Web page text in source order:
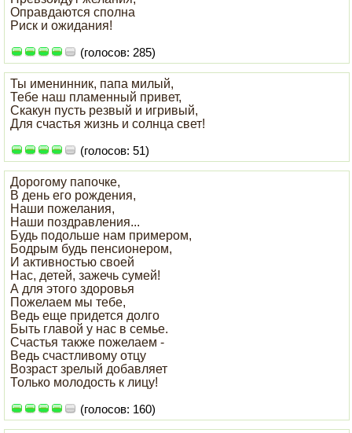
Оправдаются сполна
Риск и ожидания!
(голосов: 285)
Ты именинник, папа милый,
Тебе наш пламенный привет,
Скакун пусть резвый и игривый,
Для счастья жизнь и солнца свет!
(голосов: 51)
Дорогому папочке,
В день его рождения,
Наши пожелания,
Наши поздравления...
Будь подольше нам примером,
Бодрым будь пенсионером,
И активностью своей
Нас, детей, зажечь сумей!
А для этого здоровья
Пожелаем мы тебе,
Ведь еще придется долго
Быть главой у нас в семье.
Счастья также пожелаем -
Ведь счастливому отцу
Возраст зрелый добавляет
Только молодость к лицу!
(голосов: 160)